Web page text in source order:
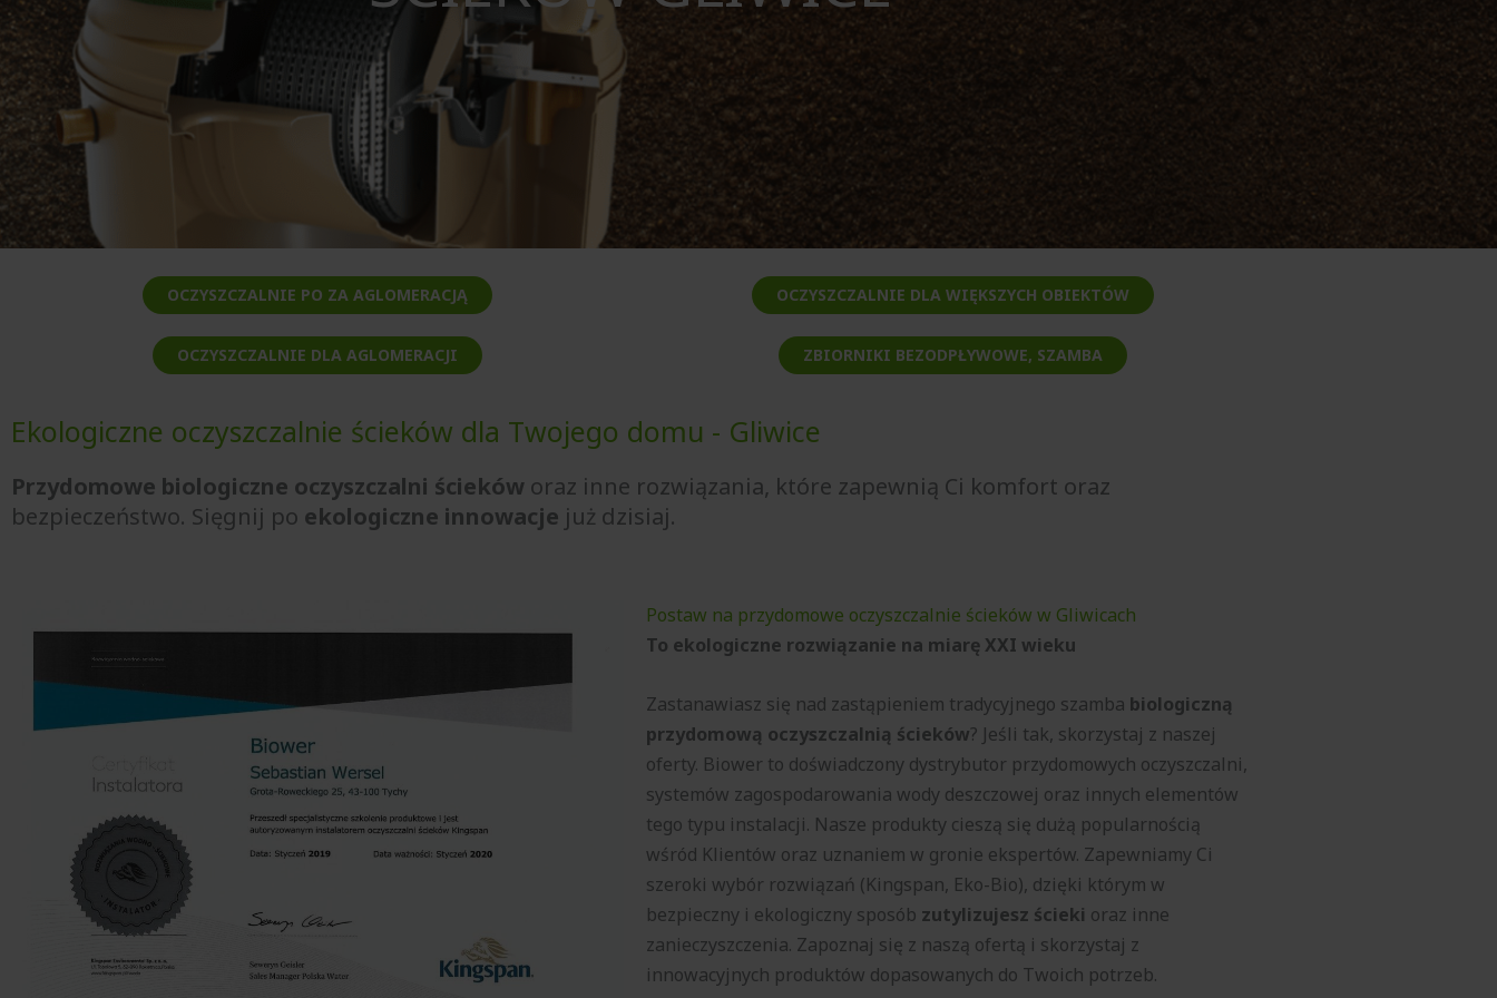
OCZYSZCZALNIE PO ZA AGLOMERACJĄ
OCZYSZCZALNIE DLA AGLOMERACJI
OCZYSZCZALNIE DLA WIĘKSZYCH OBIEKTÓW
ZBIORNIKI BEZODPŁYWOWE, SZAMBA
Ekologiczne oczyszczalnie ścieków dla Twojego domu - Gliwice
Przydomowe biologiczne oczyszczalni ścieków oraz inne rozwiązania, które zapewnią Ci komfort oraz
bezpieczeństwo. Sięgnij po ekologiczne innowacje już dzisiaj.
Postaw na przydomowe oczyszczalnie ścieków w Gliwicach
To ekologiczne rozwiązanie na miarę XXI wieku
Zastanawiasz się nad zastąpieniem tradycyjnego szamba biologiczną
przydomową oczyszczalnią ścieków? Jeśli tak, skorzystaj z naszej
oferty. Biower to doświadczony dystrybutor przydomowych oczyszczalni,
systemów zagospodarowania wody deszczowej oraz innych elementów
tego typu instalacji. Nasze produkty cieszą się dużą popularnością
wśród Klientów oraz uznaniem w gronie ekspertów. Zapewniamy Ci
szeroki wybór rozwiązań (Kingspan, Eko-Bio), dzięki którym w
bezpieczny i ekologiczny sposób zutylizujesz ścieki oraz inne
zanieczyszczenia. Zapoznaj się z naszą ofertą i skorzystaj z
innowacyjnych produktów dopasowanych do Twoich potrzeb.